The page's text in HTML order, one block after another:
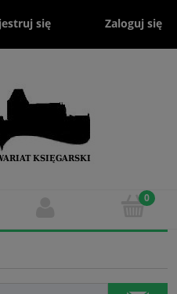
się Zaloguj się